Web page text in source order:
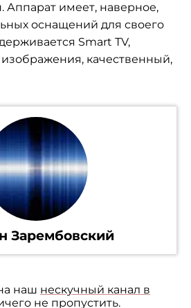
Аппарат имеет, наверное,
оснащений для своего
Smart TV,
изображения, качественный,
Зарембовский
наш нескучный канал в
не пропустить.